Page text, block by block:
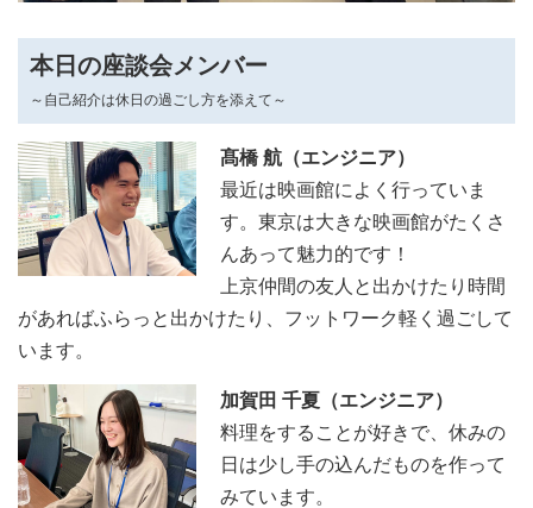
本日の座談会メンバー
～自己紹介は休日の過ごし方を添えて～
髙橋 航（エンジニア）
最近は映画館によく行っていま
す。東京は大きな映画館がたくさ
んあって魅力的です！
上京仲間の友人と出かけたり時間
があればふらっと出かけたり、フットワーク軽く過ごして
います。
加賀田 千夏（エンジニア）
料理をすることが好きで、休みの
日は少し手の込んだものを作って
みています。